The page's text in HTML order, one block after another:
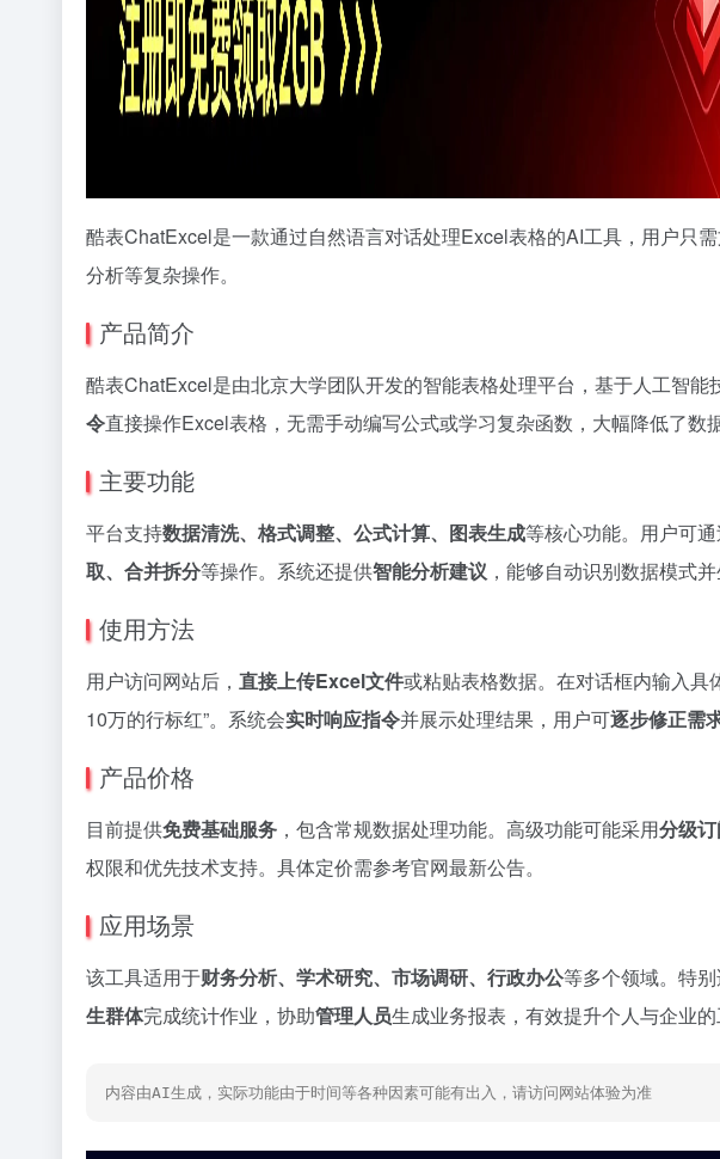
酷表ChatExcel是一款通过自然语言对话处理Excel表格的AI工具，用户只
分析等复杂操作。
产品简介
酷表ChatExcel是由北京大学团队开发的智能表格处理平台，基于人工智能
令直接操作Excel表格，无需手动编写公式或学习复杂函数，大幅降低了数
主要功能
平台支持数据清洗、格式调整、公式计算、图表生成等核心功能。用户可
取、合并拆分等操作。系统还提供智能分析建议 ，能够自动识别数据模式
使用方法
用户访问网站后， 直接上传Excel文件或粘贴表格数据。在对话框内输入具
10万的行标红”。系统会实时响应指令并展示处理结果，用户可逐步修正需
产品价格
目前提供免费基础服务 ，包含常规数据处理功能。高级功能可能采用分级
权限和优先技术支持。具体定价需参考官网最新公告。
应用场景
该工具适用于财务分析、学术研究、市场调研、行政办公等多个领域。特
生群体完成统计作业，协助管理人员生成业务报表，有效提升个人与企业的
内容由AI生成，实际功能由于时间等各种因素可能有出入，请访问网站体验为准